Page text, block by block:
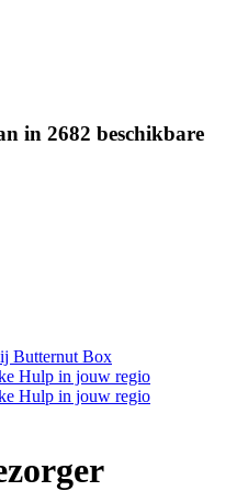
in 2682 beschikbare
Butternut Box
Hulp in jouw regio
Hulp in jouw regio